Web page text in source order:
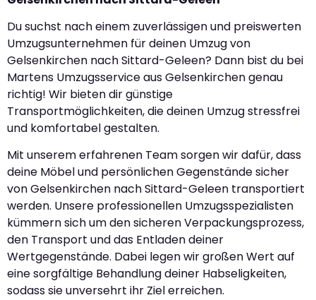
Du suchst nach einem zuverlässigen und preiswerten
Umzugsunternehmen für deinen Umzug von
Gelsenkirchen nach Sittard-Geleen? Dann bist du bei
Martens Umzugsservice aus Gelsenkirchen genau
richtig! Wir bieten dir günstige
Transportmöglichkeiten, die deinen Umzug stressfrei
und komfortabel gestalten.
Mit unserem erfahrenen Team sorgen wir dafür, dass
deine Möbel und persönlichen Gegenstände sicher
von Gelsenkirchen nach Sittard-Geleen transportiert
werden. Unsere professionellen Umzugsspezialisten
kümmern sich um den sicheren Verpackungsprozess,
den Transport und das Entladen deiner
Wertgegenstände. Dabei legen wir großen Wert auf
eine sorgfältige Behandlung deiner Habseligkeiten,
sodass sie unversehrt ihr Ziel erreichen.